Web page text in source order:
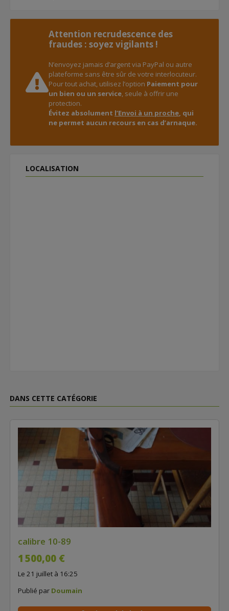
Attention recrudescence des
fraudes : soyez vigilants !
N’envoyez jamais d’argent via PayPal ou autre
plateforme sans être sûr de votre interlocuteur.
Pour tout achat, utilisez l’option Paiement pour
un bien ou un service, seule à offrir une
protection.
Évitez absolument l’Envoi à un proche, qui
ne permet aucun recours en cas d’arnaque.
LOCALISATION
DANS CETTE CATÉGORIE
calibre 10-89
1 500,00 €
Le 21 juillet à 16:25
Publié par Doumain